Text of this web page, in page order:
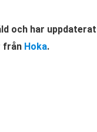
och har
från Hoka.